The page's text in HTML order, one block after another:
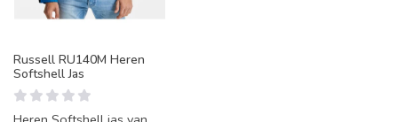
Russell RU140M Heren
Softshell Jas